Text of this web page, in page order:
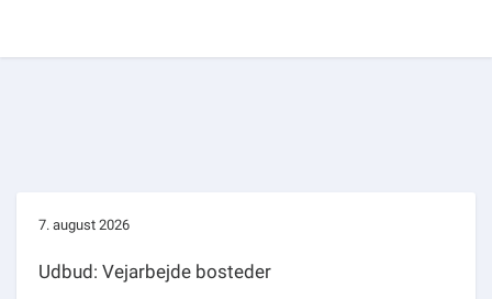
7. august 2026
Udbud: Vejarbejde bosteder